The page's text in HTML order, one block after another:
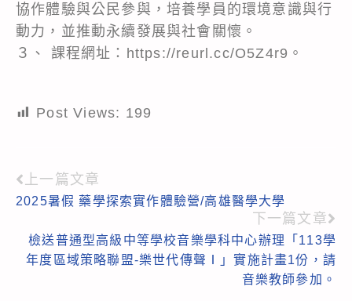
協作體驗與公民參與，培養學員的環境意識與行
動力，並推動永續發展與社會關懷。
３、 課程網址：https://reurl.cc/O5Z4r9。
Post Views: 199
Read
more
articles
上一篇文章
2025暑假 藥學探索實作體驗營/高雄醫學大學
下一篇文章
檢送普通型高級中等學校音樂學科中心辦理「113學
年度區域策略聯盟-樂世代傳聲Ⅰ」實施計畫1份，請
音樂教師參加。